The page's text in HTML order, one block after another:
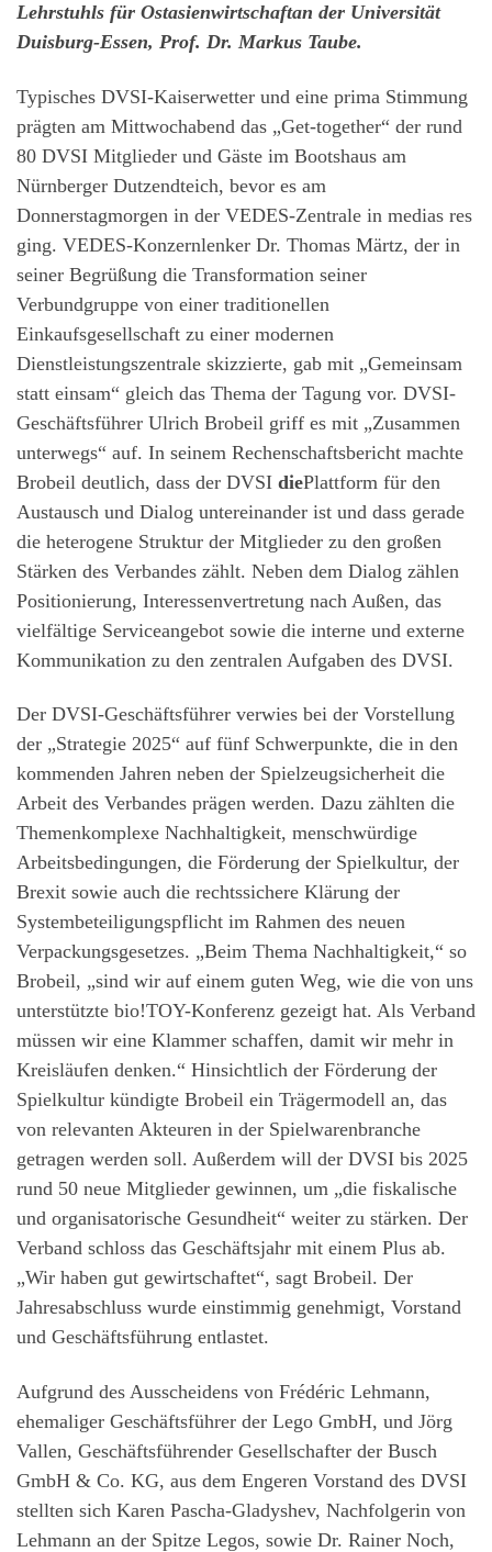
Lehrstuhls für Ostasienwirtschaftan der Universität
Duisburg-Essen, Prof. Dr. Markus Taube.
Typisches DVSI-Kaiserwetter und eine prima Stimmung
prägten am Mittwochabend das „Get-together“ der rund
80 DVSI Mitglieder und Gäste im Bootshaus am
Nürnberger Dutzendteich, bevor es am
Donnerstagmorgen in der VEDES-Zentrale in medias res
ging. VEDES-Konzernlenker Dr. Thomas Märtz, der in
seiner Begrüßung die Transformation seiner
Verbundgruppe von einer traditionellen
Einkaufsgesellschaft zu einer modernen
Dienstleistungszentrale skizzierte, gab mit „Gemeinsam
statt einsam“ gleich das Thema der Tagung vor. DVSI-
Geschäftsführer Ulrich Brobeil griff es mit „Zusammen
unterwegs“ auf. In seinem Rechenschaftsbericht machte
Brobeil deutlich, dass der DVSI diePlattform für den
Austausch und Dialog untereinander ist und dass gerade
die heterogene Struktur der Mitglieder zu den großen
Stärken des Verbandes zählt. Neben dem Dialog zählen
Positionierung, Interessenvertretung nach Außen, das
vielfältige Serviceangebot sowie die interne und externe
Kommunikation zu den zentralen Aufgaben des DVSI.
Der DVSI-Geschäftsführer verwies bei der Vorstellung
der „Strategie 2025“ auf fünf Schwerpunkte, die in den
kommenden Jahren neben der Spielzeugsicherheit die
Arbeit des Verbandes prägen werden. Dazu zählten die
Themenkomplexe Nachhaltigkeit, menschwürdige
Arbeitsbedingungen, die Förderung der Spielkultur, der
Brexit sowie auch die rechtssichere Klärung der
Systembeteiligungspflicht im Rahmen des neuen
Verpackungsgesetzes. „Beim Thema Nachhaltigkeit,“ so
Brobeil, „sind wir auf einem guten Weg, wie die von uns
unterstützte bio!TOY-Konferenz gezeigt hat. Als Verband
müssen wir eine Klammer schaffen, damit wir mehr in
Kreisläufen denken.“ Hinsichtlich der Förderung der
Spielkultur kündigte Brobeil ein Trägermodell an, das
von relevanten Akteuren in der Spielwarenbranche
getragen werden soll. Außerdem will der DVSI bis 2025
rund 50 neue Mitglieder gewinnen, um „die fiskalische
und organisatorische Gesundheit“ weiter zu stärken. Der
Verband schloss das Geschäftsjahr mit einem Plus ab.
„Wir haben gut gewirtschaftet“, sagt Brobeil. Der
Jahresabschluss wurde einstimmig genehmigt, Vorstand
und Geschäftsführung entlastet.
Aufgrund des Ausscheidens von Frédéric Lehmann,
ehemaliger Geschäftsführer der Lego GmbH, und Jörg
Vallen, Geschäftsführender Gesellschafter der Busch
GmbH & Co. KG, aus dem Engeren Vorstand des DVSI
stellten sich Karen Pascha-Gladyshev, Nachfolgerin von
Lehmann an der Spitze Legos, sowie Dr. Rainer Noch,